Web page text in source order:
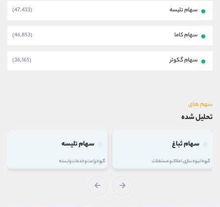
سهام تلیسه (47,433)
سهام کاما (46,853)
سهام گکوثر (36,165)
سهم های
تحلیل شده
سهام ثباغ
گروه انبوه سازی، املاک و مستغلات
سهام تلیسه
گروه زراعت و خدمات وابسته